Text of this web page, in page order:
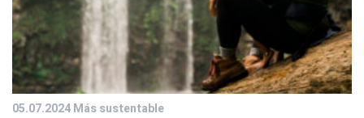
05.07.2024Más sustentable